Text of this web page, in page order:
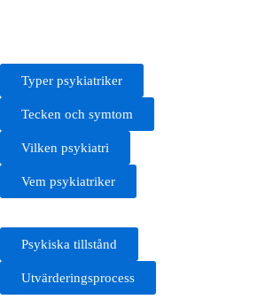
Typer psykiatriker
Tecken och symtom
Vilken psykiatri
Vem psykiatriker
Psykiska tillstånd
Utvärderingsprocess